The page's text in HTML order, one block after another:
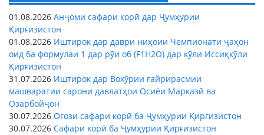
01.08.2026 Анҷоми сафари корӣ дар Ҷумҳурии
Қирғизистон
01.08.2026 Иштирок дар даври ниҳоии Чемпионати ҷаҳон
оид ба формулаи 1 дар рӯи об (F1H2O) дар кӯли Иссиқкӯли
Қирғизистон
31.07.2026 Иштирок дар Вохӯрии ғайрирасмии
машваратии сарони давлатҳои Осиёи Марказӣ ва
Озарбойҷон
30.07.2026 Оғози сафари корӣ ба Ҷумҳурии Қирғизистон
30.07.2026 Сафари корӣ ба Ҷумҳурии Қирғизистон